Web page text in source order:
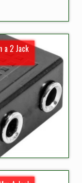
a 2 Jack